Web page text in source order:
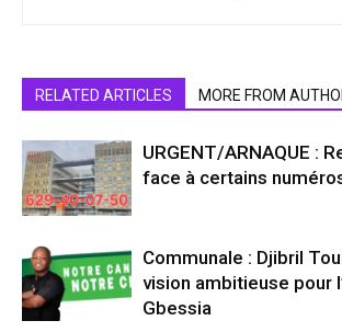
RELATED ARTICLES MORE FROM
URGENT/ARNAQUE :
face à certains
Communale : Djibril
vision ambitieuse pour
Gbessia